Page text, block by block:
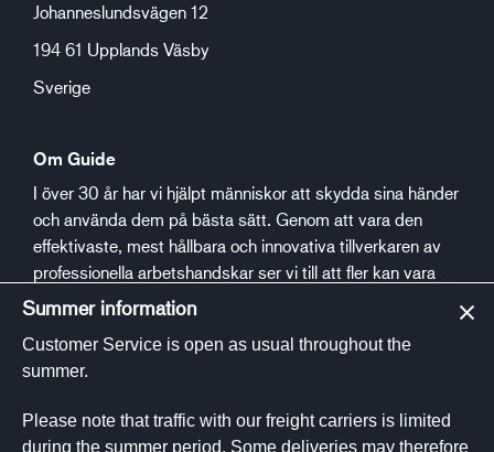
Johanneslundsvägen 12
194 61 Upplands Väsby
Sverige
Om Guide
I över 30 år har vi hjälpt människor att skydda sina händer
och använda dem på bästa sätt. Genom att vara den
effektivaste, mest hållbara och innovativa tillverkaren av
professionella arbetshandskar ser vi till att fler kan vara
säkra och trygga på jobbet.
Social media
Summer information
Customer Service is open as usual throughout the
summer.
Please note that traffic with our freight carriers is limited
during the summer period. Some deliveries may therefore